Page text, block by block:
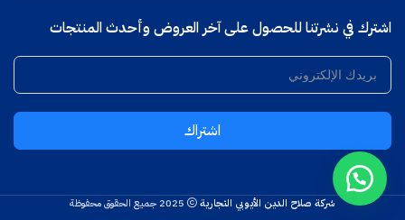
اشترك في نشرتنا للحصول على آخر العروض وأحدث المنتجات
اشتراك
شركة صلاح الدين الأيوبي التجارية